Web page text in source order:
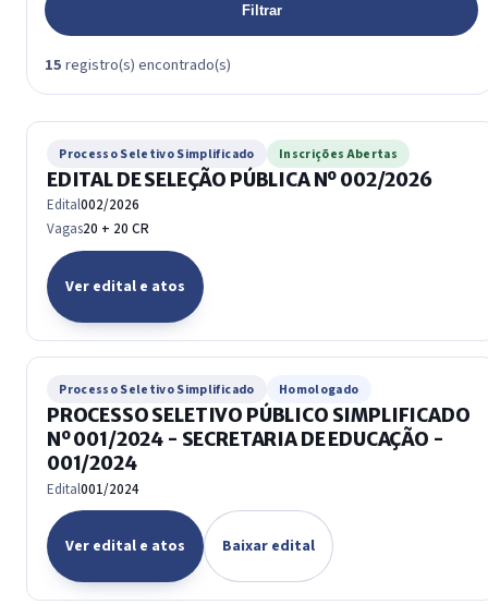
Filtrar
15registro(s) encontrado(s)
Processo Seletivo Simplificado Inscrições Abertas
EDITAL DE SELEÇÃO PÚBLICA Nº 002/2026
Edital002/2026
Vagas20 + 20 CR
Ver edital e atos
Processo Seletivo Simplificado Homologado
PROCESSO SELETIVO PÚBLICO SIMPLIFICADO
Nº 001/2024 - SECRETARIA DE EDUCAÇÃO -
001/2024
Edital001/2024
Ver edital e atos Baixar edital